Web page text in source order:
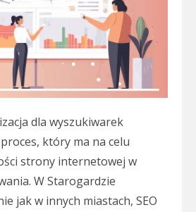
dla wyszukiwarek
który ma na celu
strony internetowej w
W Starogardzie
jak w innych miastach, SEO